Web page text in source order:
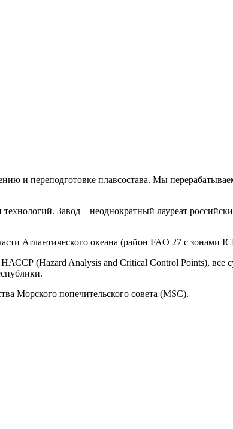
и переподготовке плавсостава. Мы
Завод – неоднократный лауреат
Атлантического океана (район FAO 27 с зонами
(Hazard Analysis and Critical Control Points), все
Морского попечительского совета (MSC).